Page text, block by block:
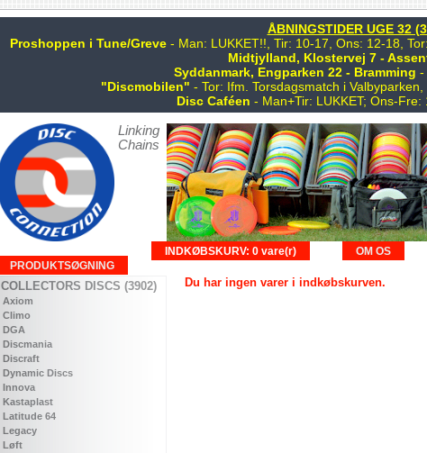
ÅBNINGSTIDER UGE 32
Proshoppen i Tune/Greve - Man: LUKKET!!, Tir: 10-17, Ons: 12-18,
Midtjylland, Klostervej 7 -
Syddanmark, Engparken 22 - Bramming -
"Discmobilen" - Tor: Ifm. Torsdagsmatch i
Disc Caféen - Man+Tir: LUKKET; Ons-
Linking
Chains
OM OS
INDKØBSKURV: 0 vare(r)
PRODUKTSØGNING
COLLECTORS DISCS (3902)
Axiom
Climo
DGA
Discmania
Discraft
Dynamic Discs
Innova
Kastaplast
Latitude 64
Legacy
Løft
Du har ingen varer i indkøbskurven.